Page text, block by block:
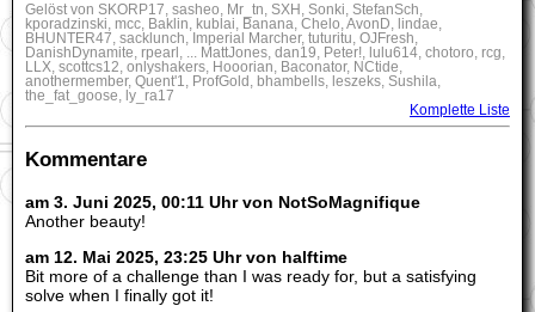
Gelöst von SKORP17, sasheo, Mr_tn, SXH, Sonki, StefanSch,
kporadzinski, mcc, Baklin, kublai, Banana, Chelo, AvonD, lindae,
BHUNTER47, sacklunch, Imperial Marcher, tuturitu, OJFresh,
DanishDynamite, rpearl, ... MattJones, dan19, Peter!, lulu614, chotoro, rcg,
LLX, scottcs12, onlyshakers, Hooorian, Baconator, NCtide,
anothermember, Quent'1, ProfGold, bhambells, leszeks, Sushila,
the_fat_goose, ly_ra17
Komplette Liste
Kommentare
am 3. Juni 2025, 00:11 Uhr von NotSoMagnifique
Another beauty!
am 12. Mai 2025, 23:25 Uhr von halftime
Bit more of a challenge than I was ready for, but a satisfying
solve when I finally got it!